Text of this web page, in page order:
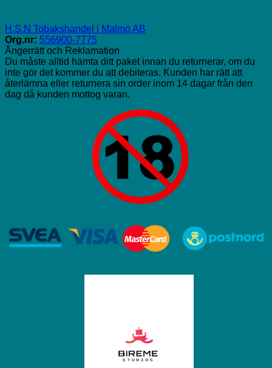
H.S.N Tobakshandel i Malmö AB
Org.nr: 556900-7775
Ångerrätt och Reklamation
Du måste alltid hämta ditt paket innan du returnerar, om du
inte gör det kommer du att debiteras. Kunden har rätt att
återlämna eller returnera sin order inom 14 dagar från den
dag då kunden mottog varan.